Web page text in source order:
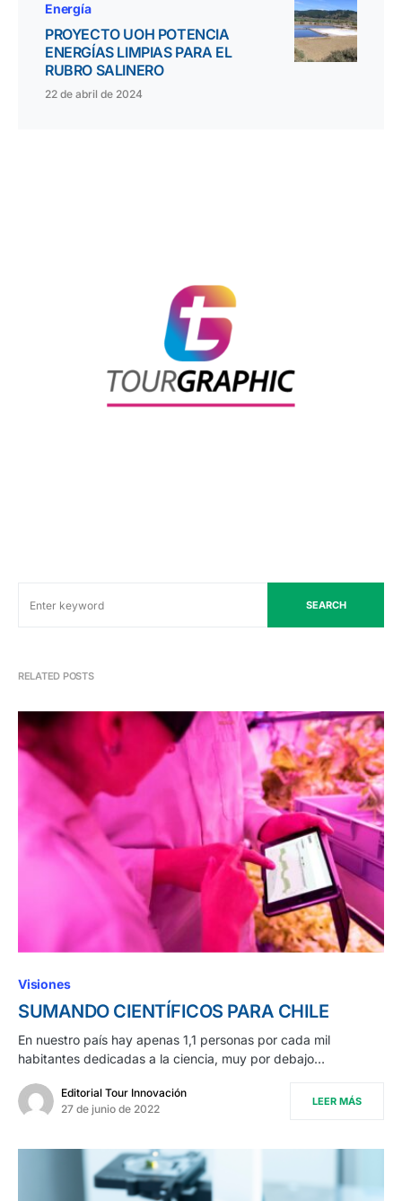
Energía
PROYECTO UOH POTENCIA
ENERGÍAS LIMPIAS PARA EL
RUBRO SALINERO
22 de abril de 2024
SEARCH
RELATED POSTS
Visiones
SUMANDO CIENTÍFICOS PARA CHILE
En nuestro país hay apenas 1,1 personas por cada mil
habitantes dedicadas a la ciencia, muy por debajo…
Editorial Tour Innovación
27 de junio de 2022
LEER MÁS